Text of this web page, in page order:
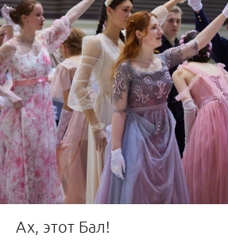
Ах, этот Бал!